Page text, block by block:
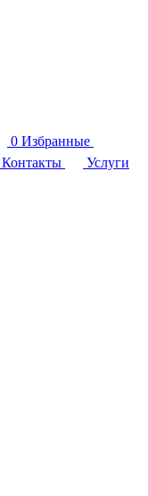
0 Избранные
Контакты Услуги